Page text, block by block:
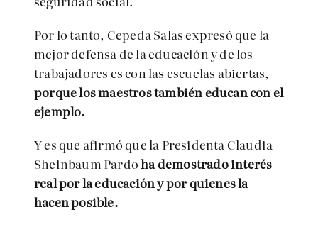
Por lo tanto, Cepeda Salas expresó que la
mejor defensa de la educación y de los
trabajadores es con las escuelas abiertas,
porque los maestros también educan con el
ejemplo.
Y es que afirmó que la Presidenta Claudia
Sheinbaum Pardoha demostrado interés
real por la educación y por quienes la
hacen posible.